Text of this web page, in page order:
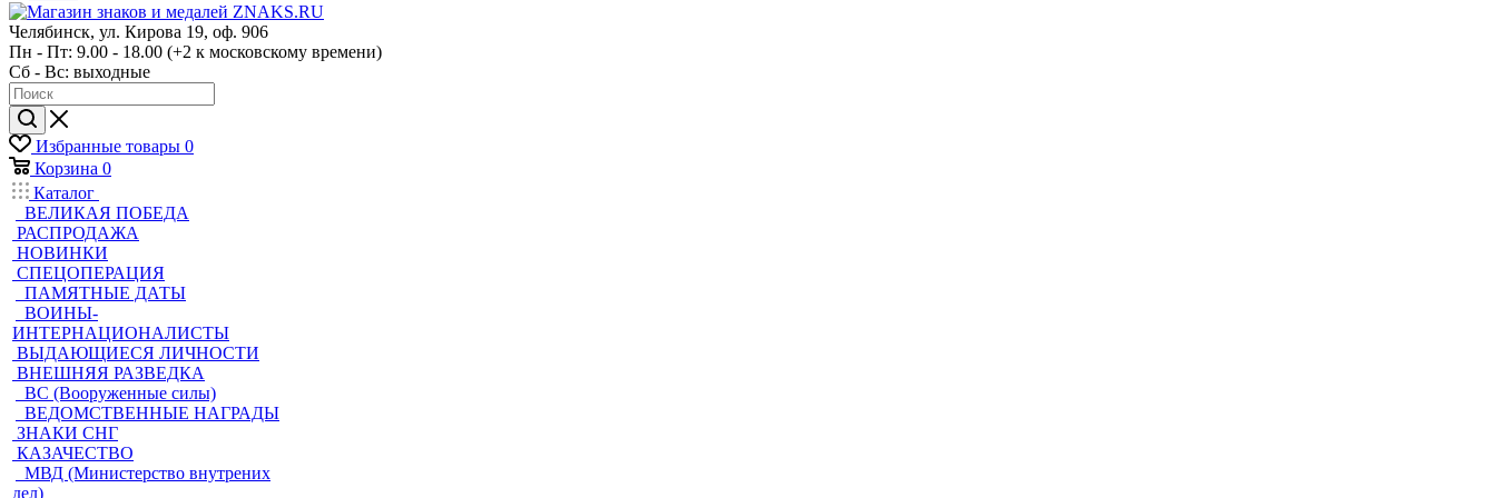
Челябинск, ул. Кирова 19, оф. 906
Пн - Пт: 9.00 - 18.00 (+2 к московскому времени)
Сб - Вс: выходные
Избранные товары 0
Корзина 0
Каталог
ВЕЛИКАЯ ПОБЕДА
РАСПРОДАЖА
НОВИНКИ
СПЕЦОПЕРАЦИЯ
ПАМЯТНЫЕ ДАТЫ
ВОИНЫ-
ИНТЕРНАЦИОНАЛИСТЫ
ВЫДАЮЩИЕСЯ ЛИЧНОСТИ
ВНЕШНЯЯ РАЗВЕДКА
ВС (Вооруженные силы)
ВЕДОМСТВЕННЫЕ НАГРАДЫ
ЗНАКИ СНГ
КАЗАЧЕСТВО
МВД (Министерство внутрених
дел)